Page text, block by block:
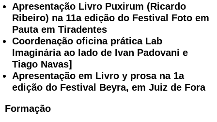
Apresentação Livro Puxirum (Ricardo
Ribeiro) na 11a edição do Festival Foto em
Pauta em Tiradentes
Coordenação oficina prática Lab
Imaginária ao lado de Ivan Padovani e
Tiago Navas]
Apresentação em Livro y prosa na 1a
edição do Festival Beyra, em Juiz de Fora
Formação